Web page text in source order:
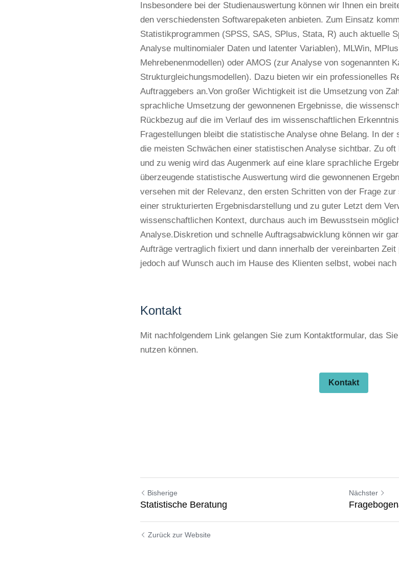
Insbesondere bei der Studienauswertung können wir Ihnen ein
den verschiedensten Softwarepaketen anbieten. Zum Einsatz
Statistikprogrammen (SPSS, SAS, SPlus, Stata, R) auch aktuelle
Analyse multinomialer Daten und latenter Variablen), MLWin,
Mehrebenenmodellen) oder AMOS (zur Analyse von sogenannten
Strukturgleichungsmodellen). Dazu bieten wir ein professionelles
Auftraggebers an.Von großer Wichtigkeit ist die Umsetzung von
sprachliche Umsetzung der gewonnenen Ergebnisse, die
Rückbezug auf die im Verlauf des im wissenschaftlichen
Fragestellungen bleibt die statistische Analyse ohne Belang. In
die meisten Schwächen einer statistischen Analyse sichtbar. Zu
und zu wenig wird das Augenmerk auf eine klare sprachliche
überzeugende statistische Auswertung wird die gewonnenen
versehen mit der Relevanz, den ersten Schritten von der Frage
einer strukturierten Ergebnisdarstellung und zu guter Letzt dem
wissenschaftlichen Kontext, durchaus auch im Bewusstsein
Analyse.Diskretion und schnelle Auftragsabwicklung können wir
Aufträge vertraglich fixiert und dann innerhalb der vereinbarten
jedoch auf Wunsch auch im Hause des Klienten selbst, wobei
Kontakt
Mit nachfolgendem Link gelangen Sie zum Kontaktformular, das
nutzen können.
Kontakt
Bisherige
Statistische Beratung
Nächster
Zurück zur Website